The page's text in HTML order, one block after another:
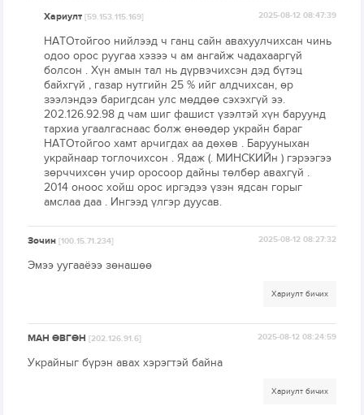
Хариулт[59.153.115.169] 2025-08-12 08:47:39
НАТОтойгоо нийлээд ч ганц сайн авахуулчихсан чинь
одоо орос руугаа хэзээ ч ам ангайж чадахааргүй
болсон . Хүн амын тал нь дүрвэчихсэн дэд бүтэц
байхгүй , газар нутгийн 25 % ийг алдчихсан, өр
зээлэндээ баригдсан улс мөддөө сэхэхгүй ээ.
202.126.92.98 д чам шиг фашист үзэлтэй хүн баруунд
тархиа угаалгаснаас болж өнөөдөр украйн бараг
НАТОтойгоо хамт арчигдах аа дөхөв . Барууныхан
украйнаар тоглочихсон . Ядаж (. МИНСКИЙн ) гэрээгээ
зөрччихсөн учир оросоор дайны төлбөр авахгүй .
2014 оноос хойш орос иргэдээ үзэн ядсан горыг
амслаа даа . Ингээд үлгэр дуусав.
Зочин[100.15.71.234] 2025-08-12 08:27:32
Эмээ уугааёээ зөнашөө
Хариулт бичих
МАН ӨВГӨН[202.126.91.6] 2025-08-12 08:24:59
Украйныг бүрэн авах хэрэгтэй байна
Хариулт бичих